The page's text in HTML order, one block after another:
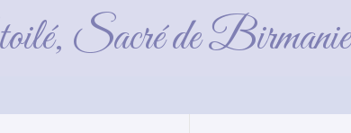
Sacré de Birmanie
fille